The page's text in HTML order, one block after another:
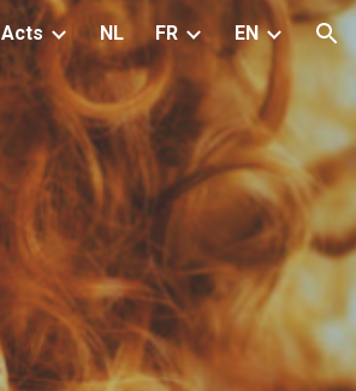
Acts NL FR EN